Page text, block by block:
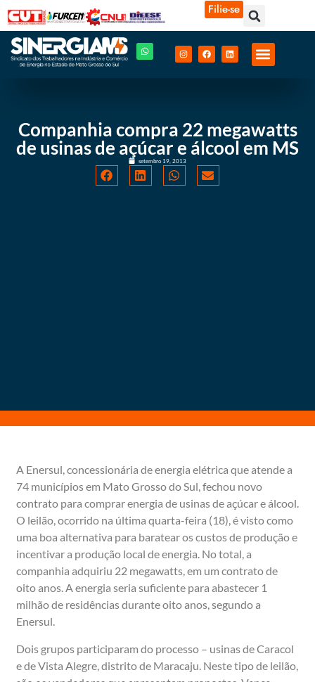
Filie-se
Companhia compra 22 megawatts
de usinas de açúcar e álcool em MS
setembro 19, 2013
A Enersul, concessionária de energia elétrica que atende a
74 municípios em Mato Grosso do Sul, fechou novo
contrato para comprar energia de usinas de açúcar e álcool.
O leilão, ocorrido na última quarta-feira (18), é visto como
uma boa alternativa para baratear os custos de produção e
incentivar a produção local de energia. No total, a
companhia adquiriu 22 megawatts, em um contrato de
oito anos. A energia seria suficiente para abastecer 1
milhão de residências durante oito anos, segundo a
Enersul.
Dois grupos participaram do processo – usinas de Caracol
e de Vista Alegre, distrito de Maracaju. Neste tipo de leilão,